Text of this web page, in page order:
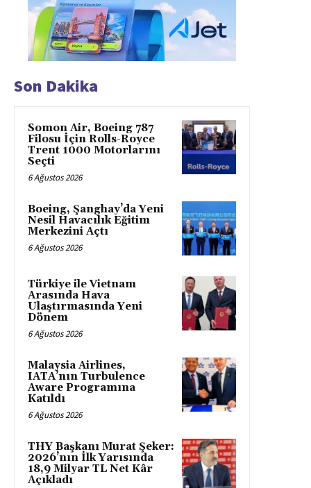
Son Dakika
Somon Air, Boeing 787
Filosu İçin Rolls-Royce
Trent 1000 Motorlarını
Seçti
6 Ağustos 2026
Boeing, Şanghay’da Yeni
Nesil Havacılık Eğitim
Merkezini Açtı
6 Ağustos 2026
Türkiye ile Vietnam
Arasında Hava
Ulaştırmasında Yeni
Dönem
6 Ağustos 2026
Malaysia Airlines,
IATA’nın Turbulence
Aware Programına
Katıldı
6 Ağustos 2026
THY Başkanı Murat Şeker:
2026’nın İlk Yarısında
18,9 Milyar TL Net Kâr
Açıkladı